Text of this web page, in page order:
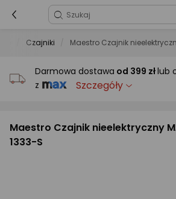
Czajniki Maestro Czajnik
Darmowa dostawa od 399 złlub
z
Szczegóły
Maestro Czajnik nieelektryczny
1333-S